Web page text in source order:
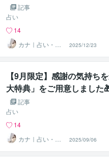
記事
占い
14
カナ｜占い・ス
ピ系専門制作代
行
2025/12/23
【9月限定】感謝の気持ち
大特典」をご用意しました
記事
占い
14
カナ｜占い・ス
ピ系専門制作代
行
2025/09/06